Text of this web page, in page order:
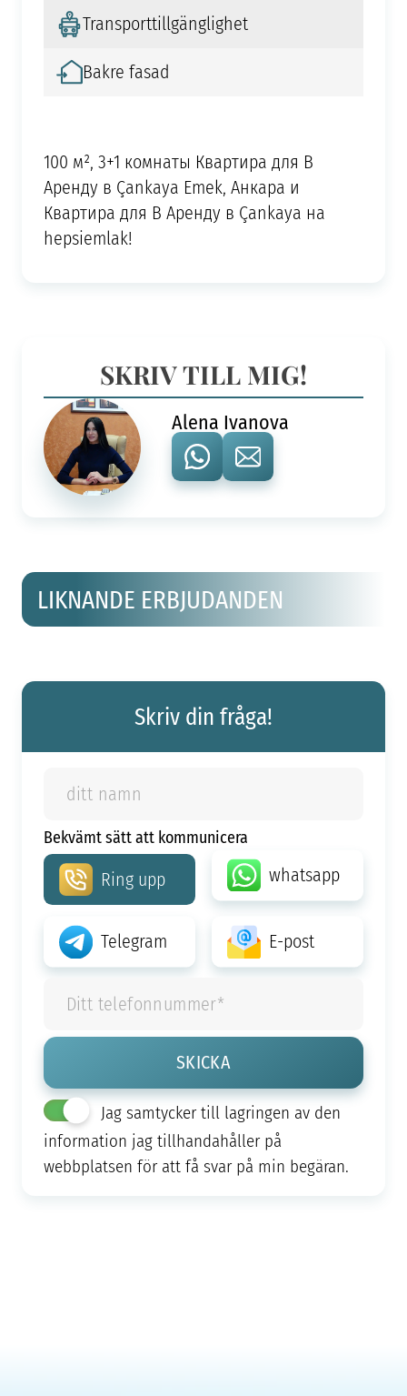
Transporttillgänglighet
Bakre fasad
100 м², 3+1 комнаты Квартира для В
Аренду в Çankaya Emek, Анкара и
Квартира для В Аренду в Çankaya на
hepsiemlak!
SKRIV TILL MIG!
Alena Ivanova
LIKNANDE ERBJUDANDEN
Skriv din fråga!
Bekvämt sätt att kommunicera
Ring upp whatsapp
Telegram E-post
Jag samtycker till lagringen av den
information jag tillhandahåller på
webbplatsen för att få svar på min begäran.